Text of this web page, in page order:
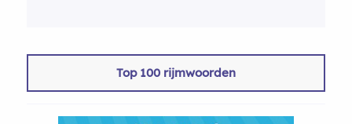
Top 100 rijmwoorden